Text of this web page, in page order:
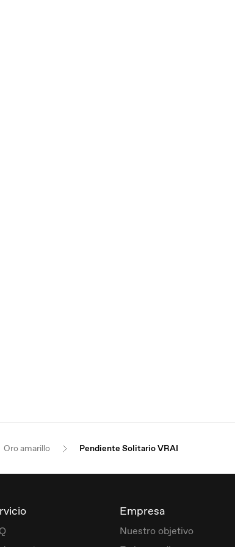
Oro amarillo Pendiente Solitario VRAI
Empresa
Nuestro objetivo